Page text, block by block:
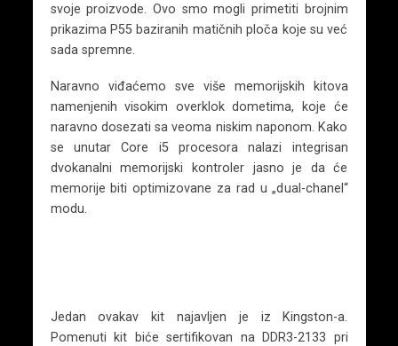
svoje proizvode. Ovo smo mogli primetiti brojnim
prikazima P55 baziranih matičnih ploča koje su već
sada spremne.
Naravno viđaćemo sve više memorijskih kitova
namenjenih visokim overklok dometima, koje će
naravno dosezati sa veoma niskim naponom. Kako
se unutar Core i5 procesora nalazi integrisan
dvokanalni memorijski kontroler jasno je da će
memorije biti optimizovane za rad u „dual-chanel“
modu.
Jedan ovakav kit najavljen je iz Kingston-a.
Pomenuti kit biće sertifikovan na DDR3-2133 pri